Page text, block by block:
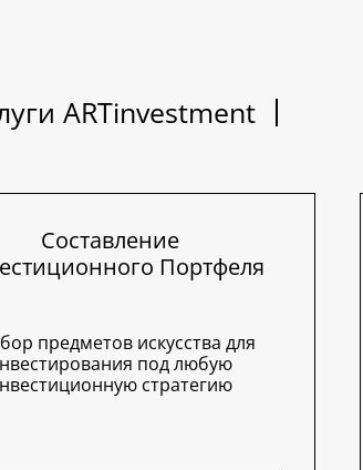
ARTinvestment
Составление
Портфеля
предметов искусства для
под любую
стратегию